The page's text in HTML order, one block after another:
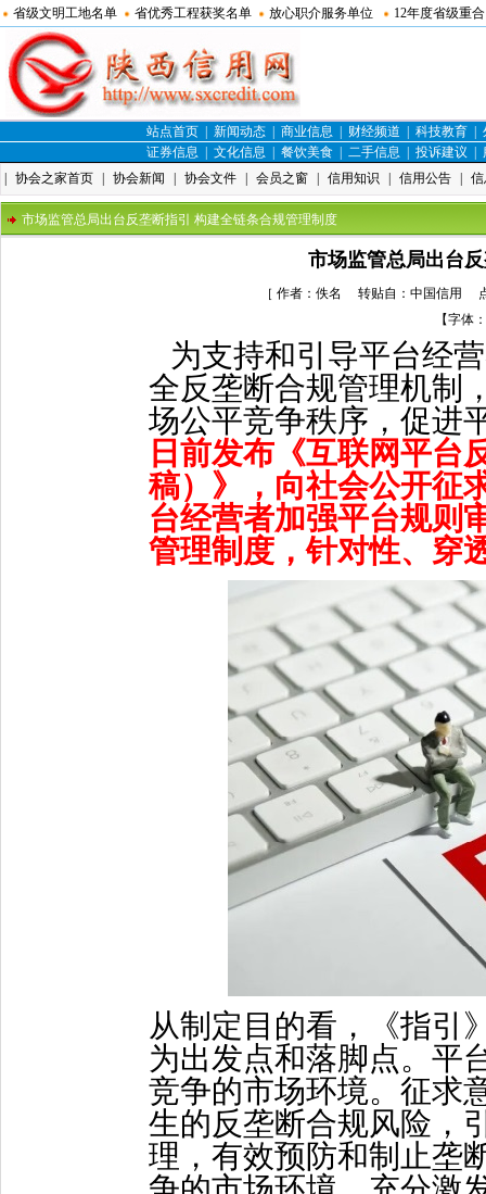
省级文明工地名单 省优秀工程获奖名单 放心职介服务单位 12年度省级重
站点首页 新闻动态 商业信息 财经频道 科技教育
证券信息
文化信息 餐饮美食 二手信息 投诉建议
协会之家首页 协会新闻 协会文件 会员之窗 信用知识 信用公告
市场监管总局出台反垄断指引 构建全链条合规管理制度
市场监管总局出台
［ 作者：佚名 转贴自：中国信用
【字体
为支持和引导平台经
全反垄断合规管理机制
场公平竞争秩序，促进
日前发布《互联网平台
稿）》，向社会公开征
台经营者加强平台规则
管理制度，针对性、穿
从制定目的看，《指引
为出发点和落脚点。平
竞争的市场环境。征求
生的反垄断合规风险，
理，有效预防和制止垄